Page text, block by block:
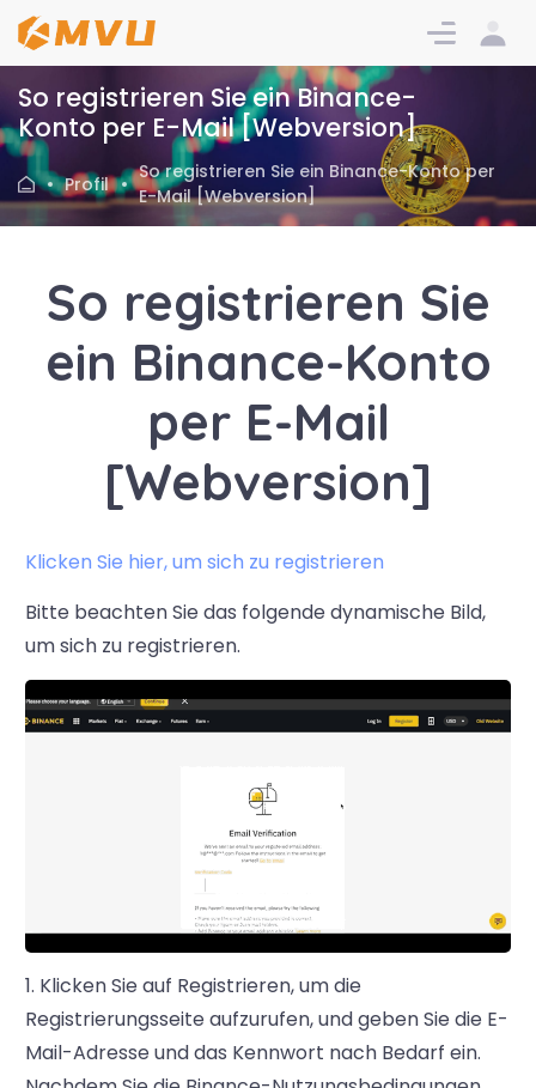
Einloggen
So registrieren Sie ein Binance-
Konto per E-Mail [Webversion]
Profil
So registrieren Sie ein Binance-Konto per
E-Mail [Webversion]
So registrieren Sie
ein Binance-Konto
per E-Mail
[Webversion]
Klicken Sie hier, um sich zu registrieren
Bitte beachten Sie das folgende dynamische Bild,
um sich zu registrieren.
1. Klicken Sie auf Registrieren, um die
Registrierungsseite aufzurufen, und geben Sie die E-
Mail-Adresse und das Kennwort nach Bedarf ein.